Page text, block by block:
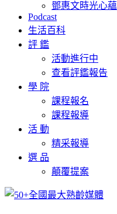
鄧惠文時光心蘊
Podcast
生活百科
評 鑑
活動進行中
查看評鑑報告
學 院
課程報名
課程報導
活 動
精采報導
選 品
顛覆提案